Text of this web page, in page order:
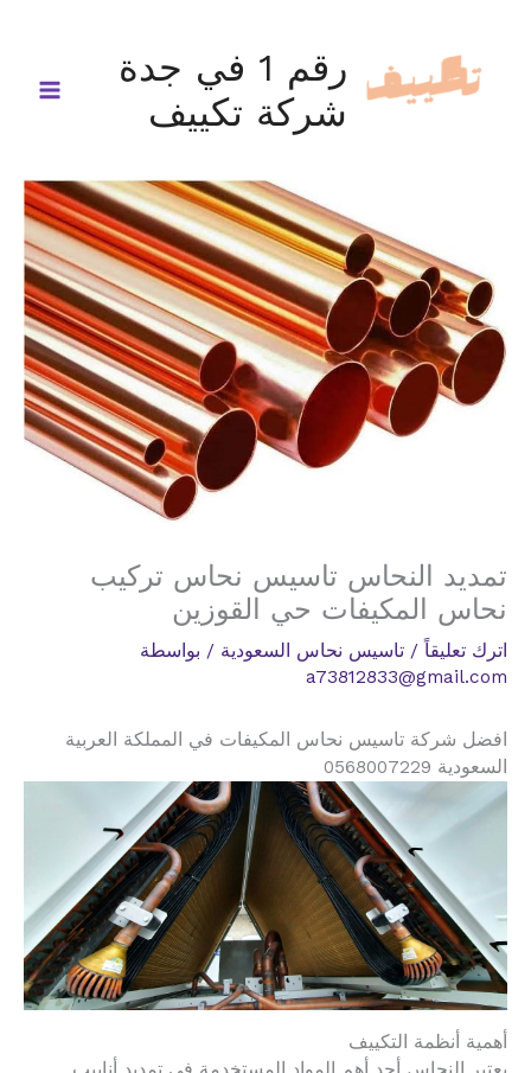
المحتوى
رقم 1 في جدة
شركة تكييف
تمديد النحاس تاسيس نحاس تركيب
نحاس المكيفات حي القوزين
اترك تعليقاً / تاسيس نحاس السعودية / بواسطة
a73812833@gmail.com
افضل شركة تاسيس نحاس المكيفات في المملكة العربية
السعودية 0568007229
أهمية أنظمة التكييف